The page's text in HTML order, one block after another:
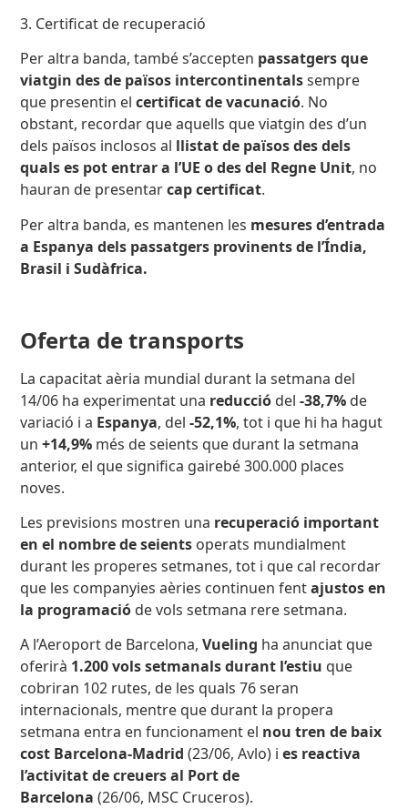
3. Certificat de recuperació
Per altra banda, també s’accepten passatgers que
viatgin des de països intercontinentalssempre
que presentin elcertificat de vacunació. No
obstant, recordar que aquells que viatgin des d’un
dels països inclosos al llistat de països des dels
quals es pot entrar a l’UE o des del Regne Unit, no
hauran de presentarcap certificat.
Per altra banda, es mantenen les mesures d’entrada
a Espanya dels passatgers provinents de l’Índia,
Brasil i Sudàfrica.
Oferta de transports
La capacitat aèria mundial durant la setmana del
14/06 ha experimentat una reducció del-38,7% de
variació i a Espanya, del-52,1%, tot i que hi ha hagut
un+14,9% més de seients que durant la setmana
anterior, el que significa gairebé 300.000 places
noves.
Les previsions mostren una recuperació important
en el nombre de seients operats mundialment
durant les properes setmanes, tot i que cal recordar
que les companyies aèries continuen fentajustos en
la programació de vols setmana rere setmana.
A l’Aeroport de Barcelona,Vueling ha anunciat que
oferirà 1.200 vols setmanals durant l’estiu que
cobriran 102 rutes, de les quals 76 seran
internacionals, mentre que durant la propera
setmana entra en funcionament el nou tren de baix
cost Barcelona-Madrid (23/06, Avlo) ies reactiva
l’activitat de creuers al Port de
Barcelona (26/06, MSC Cruceros).